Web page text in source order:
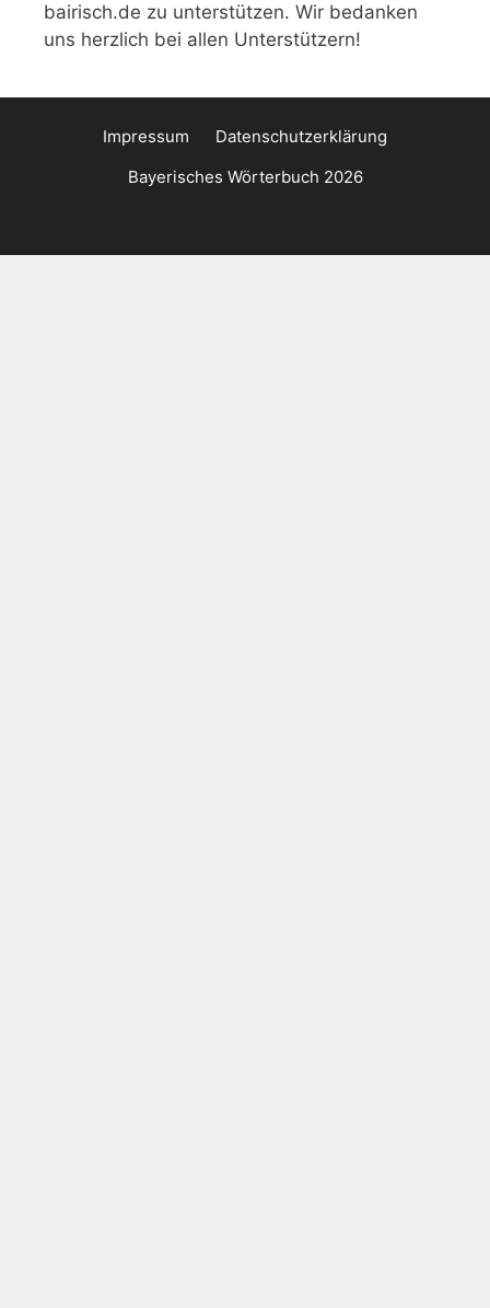
bairisch.de zu unterstützen. Wir bedanken
uns herzlich bei allen Unterstützern!
Impressum
Datenschutzerklärung
Bayerisches Wörterbuch 2026